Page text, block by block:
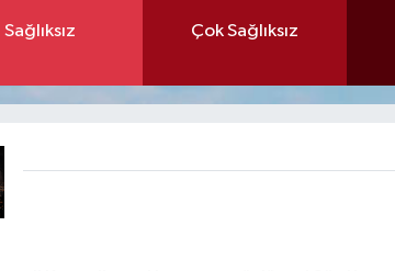
Sağlıksız Çok Sağlıksız